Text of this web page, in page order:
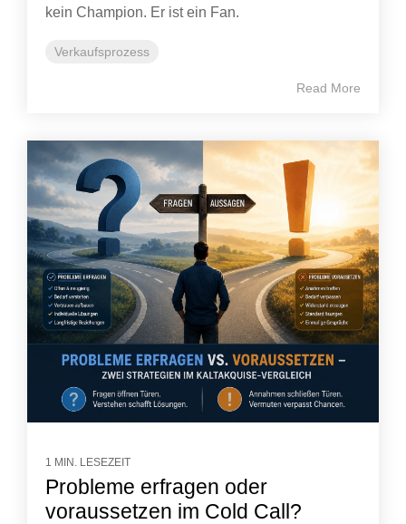
kein Champion. Er ist ein Fan.
Verkaufsprozess
Read More
1 MIN. LESEZEIT
Probleme erfragen oder
voraussetzen im Cold Call?